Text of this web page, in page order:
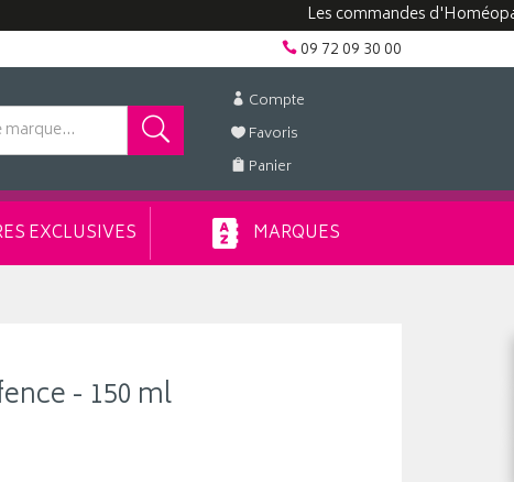
Les commandes d'Homéopathie
09 72 09 30 00
Compte
Favoris
Panier
EXCLUSIVES MARQUES
- 150 ml